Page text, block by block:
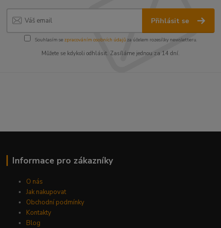
Přihlásit se
Souhlasím se zpracováním osobních údajůza účelem rozesílky newsletteru.
Můžete se kdykoli odhlásit. Zasíláme jednou za 14 dní.
Informace pro zákazníky
O nás
Jak nakupovat
Obchodní podmínky
Kontakty
Blog